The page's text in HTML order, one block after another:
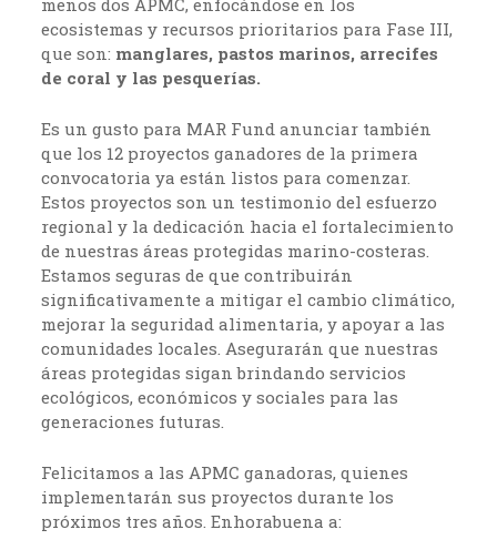
menos dos APMC, enfocándose en los
ecosistemas y recursos prioritarios para Fase III,
que son: manglares, pastos marinos, arrecifes
de coral y las pesquerías.
Es un gusto para MAR Fund anunciar también
que los 12 proyectos ganadores de la primera
convocatoria ya están listos para comenzar.
Estos proyectos son un testimonio del esfuerzo
regional y la dedicación hacia el fortalecimiento
de nuestras áreas protegidas marino-costeras.
Estamos seguras de que contribuirán
significativamente a mitigar el cambio climático,
mejorar la seguridad alimentaria, y apoyar a las
comunidades locales. Asegurarán que nuestras
áreas protegidas sigan brindando servicios
ecológicos, económicos y sociales para las
generaciones futuras.
Felicitamos a las APMC ganadoras, quienes
implementarán sus proyectos durante los
próximos tres años. Enhorabuena a: